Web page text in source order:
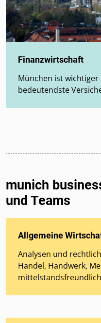
Finanzwirtschaft
München ist
bedeutendste
munich
und Teams
Allgemeine
Analysen und
Handel, Handwerk,